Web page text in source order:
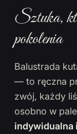
Sztuka,
pokolenia
Balustrada
— to ręczna
zwój, każdy
osobno w
indywidualna